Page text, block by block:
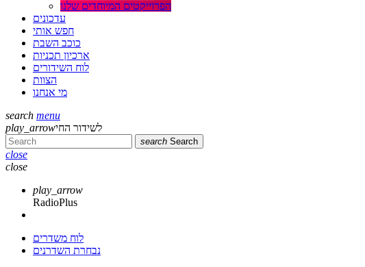
הפרוייקטים המיוחדים שלנו
עדכונים
חפש אותי
כוכב השבת
ארכיון תכניות
לוח השידורים
הצוות
מי אנחנו
search menu
play_arrowלשידור החי
search Search
close
close
play_arrow
RadioPlus
לוח משדרים
נבחרת השדרנים